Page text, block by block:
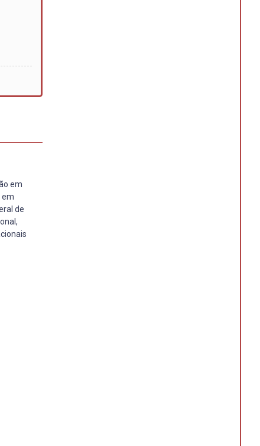
em
em
de